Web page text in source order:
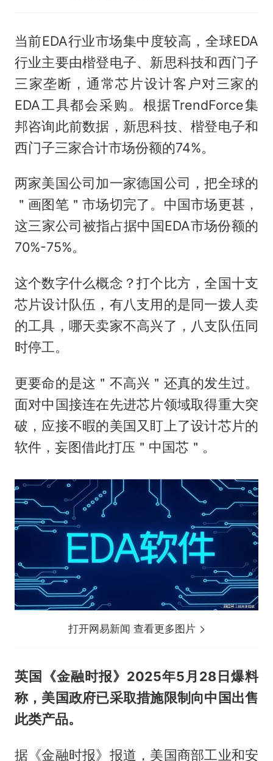
当前EDA行业市场集中度较高，全球EDA
行业主要由楷登电子、新思科技和西门子
三家垄断，通常芯片设计客户对三家的
EDA工具都会采购。根据TrendForce集
邦咨询此前数据，新思科技、楷登电子和
西门子三家合计市场份额的74%。
两家美国公司加一家德国公司，把全球的
＂画图笔＂市场切完了。中国市场更甚，
这三家公司被指占据中国EDA市场份额的
70%-75%。
这个数字什么概念？打个比方，全国十支
芯片设计队伍，有八支用的是同一拨人卖
的工具，哪天卖家不高兴了，八支队伍同
时停工。
更要命的是这＂不高兴＂还真的发生过。
面对中国接连在先进芯片领域取得重大突
破，应接不暇的美国又盯上了设计芯片的
软件，妄图借此打压＂中国芯＂。
打开网易新闻 查看更多图片
英国《金融时报》2025年5月28日爆料
称，美国政府已采取措施限制向中国出售
此类产品。
据《金融时报》报道，美国商部工业和安